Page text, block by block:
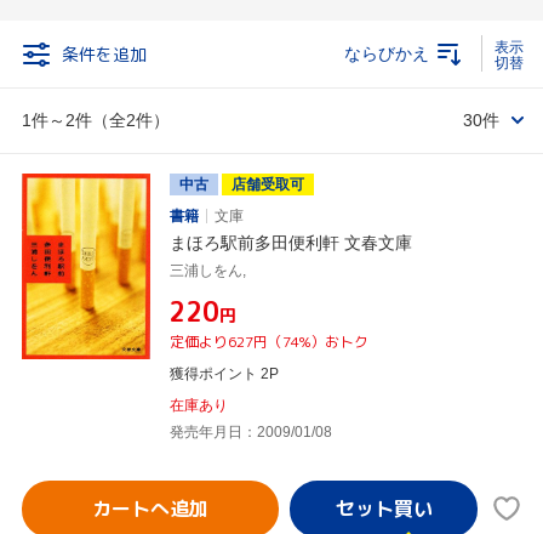
条件を追加
1件～2件（全2件）
ならびかえ
30件
中古
店舗受取可
書籍
文庫
まほろ駅前多田便利軒 文春文庫
三浦しをん,
¥220円
定価より627円（74%）おトク
獲得ポイント 2P
在庫あり
発売年月日：2009/01/08
カートへ追加